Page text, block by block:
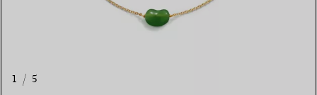
1 / 5